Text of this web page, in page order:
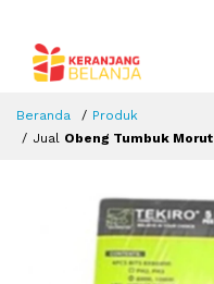
Beranda
Produk
Jual Obeng Tumbuk Morut